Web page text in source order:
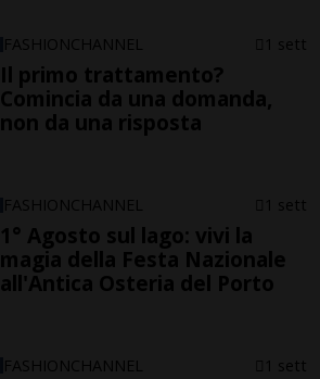
FASHIONCHANNEL 1 sett
Il primo trattamento?
Comincia da una domanda,
non da una risposta
FASHIONCHANNEL 1 sett
1° Agosto sul lago: vivi la
magia della Festa Nazionale
all'Antica Osteria del Porto
FASHIONCHANNEL 1 sett